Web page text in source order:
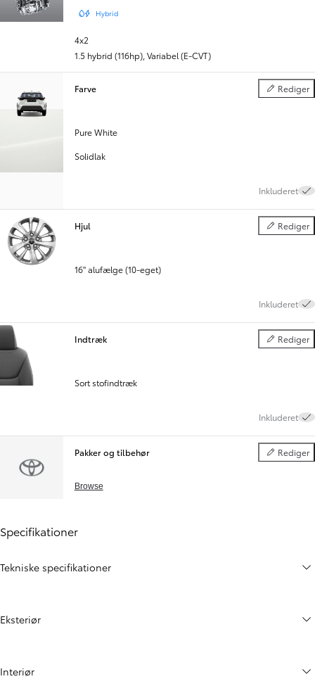
Hybrid
4x2
1.5 hybrid (116hp), Variabel (E-CVT)
Farve Rediger
Farve
Pure White
Solidlak
Inkluderet
Hjul Rediger
Hjul
16" alufælge (10-eget)
Inkluderet
Indtræk Rediger
Indtræk
Sort stofindtræk
Inkluderet
Pakker og tilbehør Rediger
Pakker og
Browse
Specifikationer
Tekniske specifikationer
Eksteriør
Interiør